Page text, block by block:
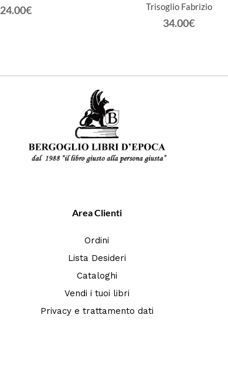
24.00€
Trisoglio Fabrizio
34.00€
Area Clienti
Ordini
Lista Desideri
Cataloghi
Vendi i tuoi libri
Privacy e trattamento dati